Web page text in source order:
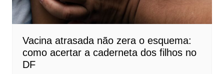
Vacina atrasada não zera o esquema:
como acertar a caderneta dos filhos no
DF